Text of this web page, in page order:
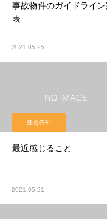
事故物件のガイドライ
表
2021.05.25
任意売却
最近感じること
2021.05.21